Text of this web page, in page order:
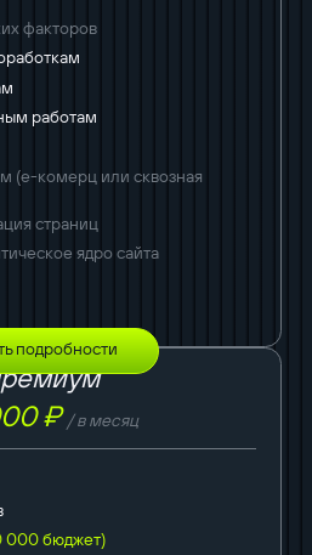
факторов
работам
(е-комерц или сквозная
страниц
ядро сайта
подробности
₽/ в месяц
000 бюджет)